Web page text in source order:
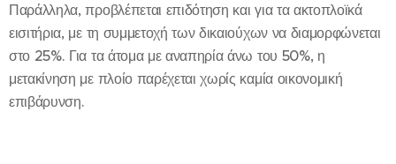
Παράλληλα, προβλέπεται επιδότηση και για τα ακτοπλοϊκά
εισιτήρια, με τη συμμετοχή των δικαιούχων να διαμορφώνεται
στο 25%. Για τα άτομα με αναπηρία άνω του 50%, η
μετακίνηση με πλοίο παρέχεται χωρίς καμία οικονομική
επιβάρυνση.